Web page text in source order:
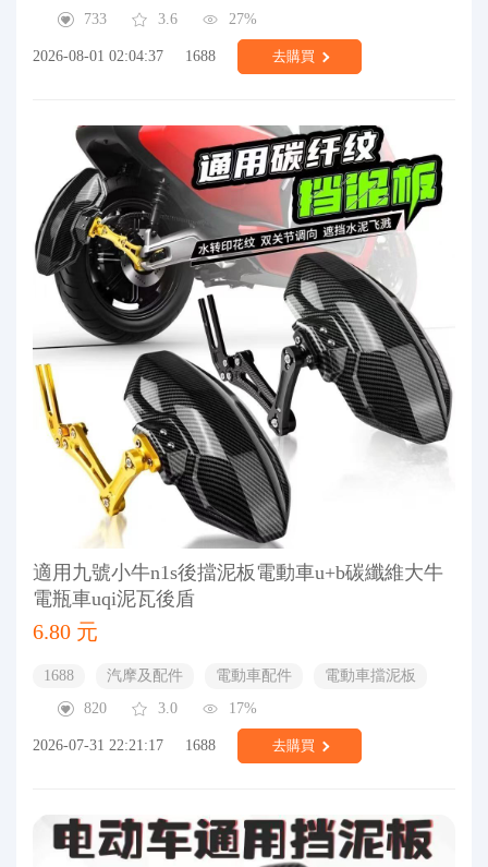
733
3.6 27%
2026-08-01 02:04:37 1688 去購買
適用九號小牛n1s後擋泥板電動車u+b碳纖維大牛
電瓶車uqi泥瓦後盾
6.80 元
1688 汽摩及配件 電動車配件
電動車擋泥板
820
3.0 17%
2026-07-31 22:21:17 1688 去購買